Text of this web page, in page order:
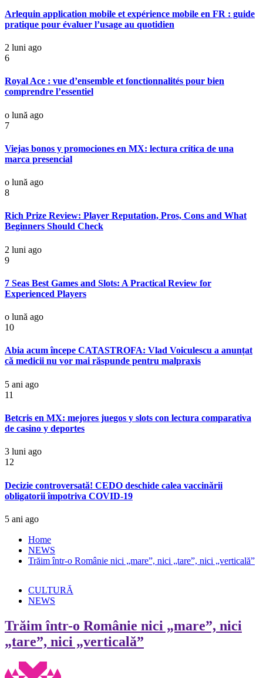
Arlequin application mobile et expérience mobile en FR : guide
pratique pour évaluer l’usage au quotidien
2 luni ago
6
Royal Ace : vue d’ensemble et fonctionnalités pour bien
comprendre l’essentiel
o lună ago
7
Viejas bonos y promociones en MX: lectura crítica de una
marca presencial
o lună ago
8
Rich Prize Review: Player Reputation, Pros, Cons and What
Beginners Should Check
2 luni ago
9
7 Seas Best Games and Slots: A Practical Review for
Experienced Players
o lună ago
10
Abia acum începe CATASTROFA: Vlad Voiculescu a anunțat
că medicii nu vor mai răspunde pentru malpraxis
5 ani ago
11
Betcris en MX: mejores juegos y slots con lectura comparativa
de casino y deportes
3 luni ago
12
Decizie controversată! CEDO deschide calea vaccinării
obligatorii împotriva COVID-19
5 ani ago
Home
NEWS
Trăim într-o Românie nici „mare”, nici „tare”, nici „verticală”
CULTURĂ
NEWS
Trăim într-o Românie nici „mare”, nici
„tare”, nici „verticală”